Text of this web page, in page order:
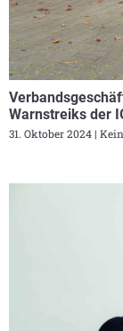
Warnstreiks der
31. Oktober 2024